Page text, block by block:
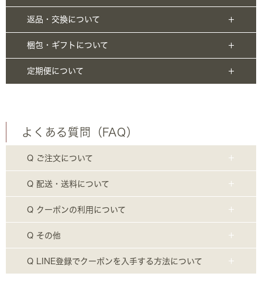
返品・交換について
梱包・ギフトについて
定期便について
よくある質問（FAQ）
Q ご注文について
Q 配送・送料について
Q クーポンの利用について
Q その他
Q LINE登録でクーポンを入手する方法について